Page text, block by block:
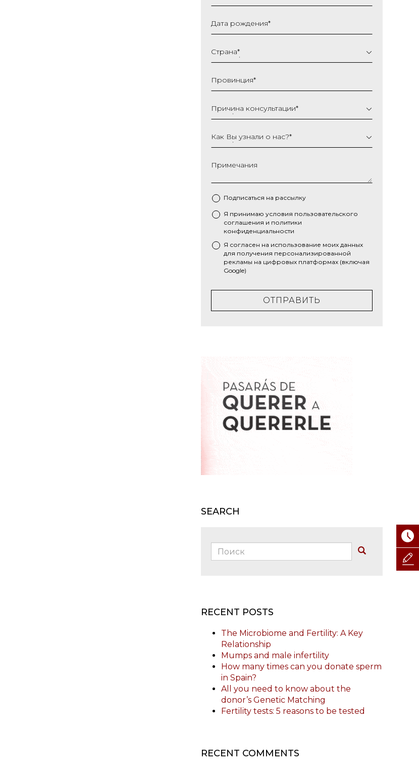
Дата рождения*
слеш
ММ
ГГГГ
Страна*
Провинция*
Причина консультации*
Как Вы узнали о нас?*
Примечания
Подписаться на рассылку
* Я принимаю условия пользовательского
соглашения и политики
конфиденциальности
Я согласен на использование моих данных
для получения персонализированной
рекламы на цифровых платформах (включая
Google)
ОТПРАВИТЬ
SEARCH
Поиск:
RECENT POSTS
The Microbiome and Fertility: A Key
Relationship
Mumps and male infertility
How many times can you donate sperm
in Spain?
All you need to know about the
donor’s Genetic Matching
Fertility tests: 5 reasons to be tested
RECENT COMMENTS